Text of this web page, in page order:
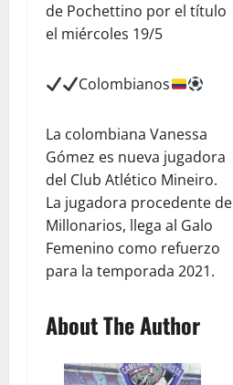
de Pochettino por el título
el miércoles 19/5
Colombianos
La colombiana Vanessa
Gómez es nueva jugadora
del Club Atlético Mineiro.
La jugadora procedente de
Millonarios, llega al Galo
Femenino como refuerzo
para la temporada 2021.
About The Author